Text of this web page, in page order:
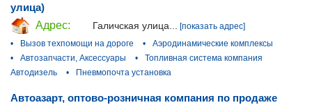
улица)
Адрес:
Галичская улица...
[показать адрес]
•
Вызов техпомощи на дороге •
Аэродинамические комплексы
•
Автозапчасти, Аксессуары •
Топливная система компания
Автодизель
• Пневмопочта установка
Автоазарт, оптово-розничная компания по продаже